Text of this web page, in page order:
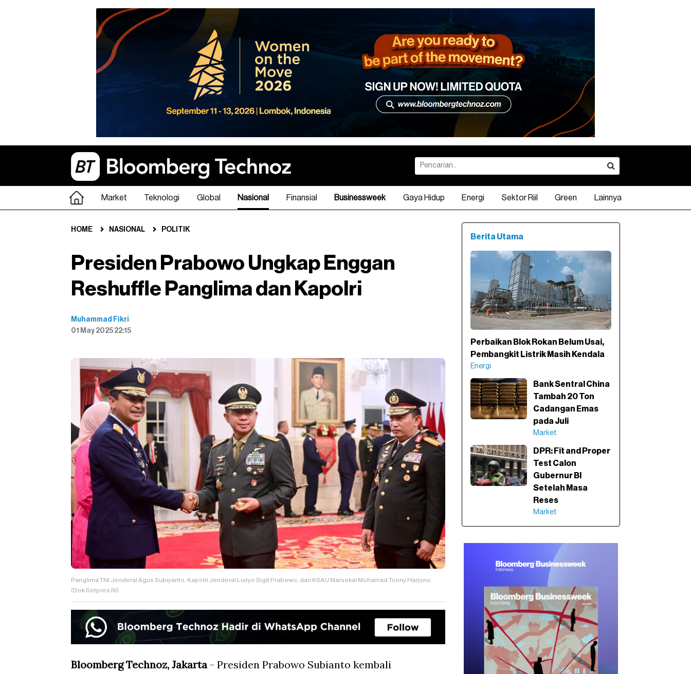
Market Teknologi Global Nasional Finansial Businessweek Gaya Hidup Energi Sektor Riil Green Lainnya
HOME NASIONAL POLITIK
Presiden Prabowo Ungkap Enggan
Reshuffle Panglima dan Kapolri
Muhammad Fikri
01 May 2025 22:15
Panglima TNI Jenderal Agus Subiyanto, Kapolri Jenderal Listyo Sigit Prabowo, dan KSAU Marsekal Mohamad Tonny Harjono.
(Dok Setpres RI)
Bloomberg Technoz, Jakarta- Presiden Prabowo Subianto kembali
Berita Utama
Perbaikan Blok Rokan Belum Usai,
Pembangkit Listrik Masih Kendala
Energi
Bank Sentral China
Tambah 20 Ton
Cadangan Emas
pada Juli
Market
DPR: Fit and Proper
Test Calon
Gubernur BI
Setelah Masa
Reses
Market